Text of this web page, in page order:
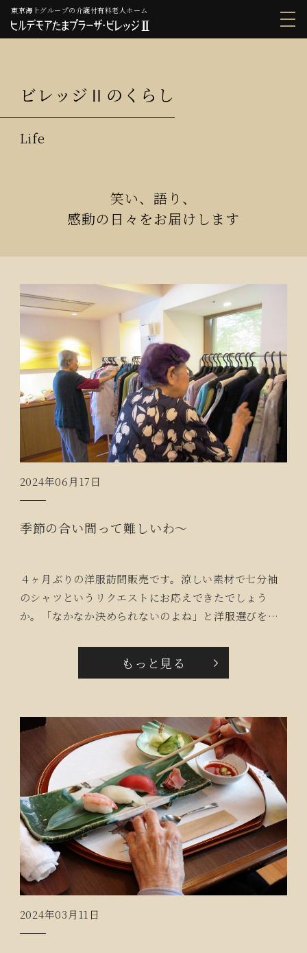
東京海上グループの介護付有料老人ホーム
ビレッジⅡのくらし
笑い、語り、
感動の日々をお届けします
2024年06月17日
季節の合い間って難しいわ～
４ヶ月ぶりの洋服訪問販売です。涼しい素材で七分袖
のシャツというリクエストにお応えできたでしょう
か。「なかなか決められないのよね」と洋服選びを楽
もっと見る
2024年03月11日